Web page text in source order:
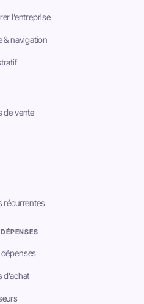
l’entreprise
& navigation
de vente
récurrentes
dépenses
d’achat